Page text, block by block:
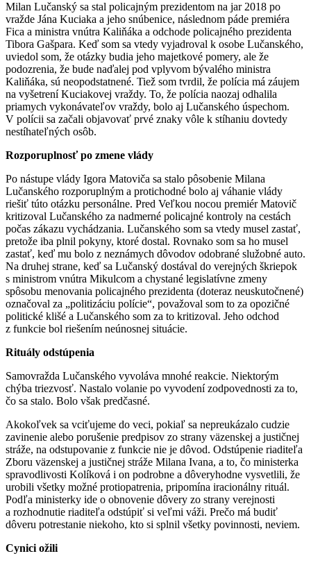
Milan Lučanský sa stal policajným prezidentom na jar 2018 po
vražde Jána Kuciaka a jeho snúbenice, následnom páde premiéra
Fica a ministra vnútra Kaliňáka a odchode policajného prezidenta
Tibora Gašpara. Keď som sa vtedy vyjadroval k osobe Lučanského,
uviedol som, že otázky budia jeho majetkové pomery, ale že
podozrenia, že bude naďalej pod vplyvom bývalého ministra
Kaliňáka, sú neopodstatnené. Tiež som tvrdil, že polícia má záujem
na vyšetrení Kuciakovej vraždy. To, že polícia naozaj odhalila
priamych vykonávateľov vraždy, bolo aj Lučanského úspechom.
V polícii sa začali objavovať prvé znaky vôle k stíhaniu dovtedy
nestíhateľných osôb.
Rozporuplnosť po zmene vlády
Po nástupe vlády Igora Matoviča sa stalo pôsobenie Milana
Lučanského rozporuplným a protichodné bolo aj váhanie vlády
riešiť túto otázku personálne. Pred Veľkou nocou premiér Matovič
kritizoval Lučanského za nadmerné policajné kontroly na cestách
počas zákazu vychádzania. Lučanského som sa vtedy musel zastať,
pretože iba plnil pokyny, ktoré dostal. Rovnako som sa ho musel
zastať, keď mu bolo z neznámych dôvodov odobrané služobné auto.
Na druhej strane, keď sa Lučanský dostával do verejných škriepok
s ministrom vnútra Mikulcom a chystané legislatívne zmeny
spôsobu menovania policajného prezidenta (doteraz neuskutočnené)
označoval za „politizáciu polície“, považoval som to za opozičné
politické klišé a Lučanského som za to kritizoval. Jeho odchod
z funkcie bol riešením neúnosnej situácie.
Rituály odstúpenia
Samovražda Lučanského vyvoláva mnohé reakcie. Niektorým
chýba triezvosť. Nastalo volanie po vyvodení zodpovednosti za to,
čo sa stalo. Bolo však predčasné.
Akokoľvek sa vciťujeme do veci, pokiaľ sa nepreukázalo cudzie
zavinenie alebo porušenie predpisov zo strany väzenskej a justičnej
stráže, na odstupovanie z funkcie nie je dôvod. Odstúpenie riaditeľa
Zboru väzenskej a justičnej stráže Milana Ivana, a to, čo ministerka
spravodlivosti Kolíková i on podrobne a dôveryhodne vysvetlili, že
urobili všetky možné protiopatrenia, pripomína iracionálny rituál.
Podľa ministerky ide o obnovenie dôvery zo strany verejnosti
a rozhodnutie riaditeľa odstúpiť si veľmi váži. Prečo má budiť
dôveru potrestanie niekoho, kto si splnil všetky povinnosti, neviem.
Cynici ožili